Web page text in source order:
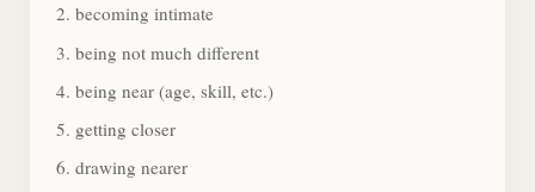
becoming intimate
being not much different
being near (age, skill, etc.)
getting closer
drawing nearer